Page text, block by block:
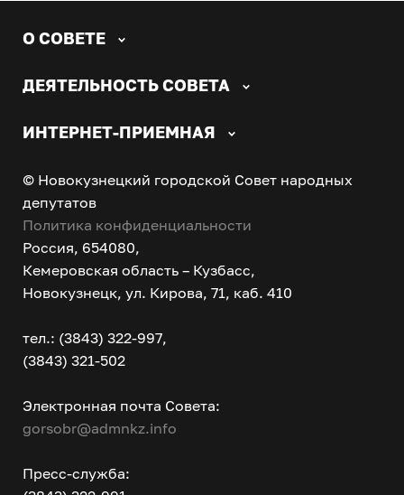
О СОВЕТЕ
ДЕЯТЕЛЬНОСТЬ СОВЕТА
ИНТЕРНЕТ-ПРИЕМНАЯ
© Новокузнецкий городской Совет народных
депутатов
Политика конфиденциальности
Россия, 654080,
Кемеровская область – Кузбасс,
Новокузнецк, ул. Кирова, 71, каб. 410
тел.: (3843) 322-997,
(3843) 321-502
Электронная почта Совета:
gorsobr@admnkz.info
Пресс-служба: